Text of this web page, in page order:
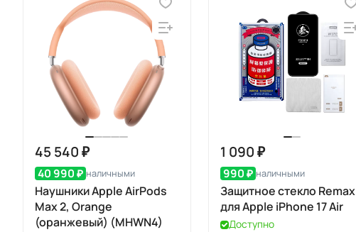
45 540 ₽
40 990 ₽ наличными
Наушники Apple AirPods
Max 2, Orange
(оранжевый) (MHWN4)
1 090 ₽
990 ₽ наличными
Защитное стекло Remax
для Apple iPhone 17 Air
Доступно